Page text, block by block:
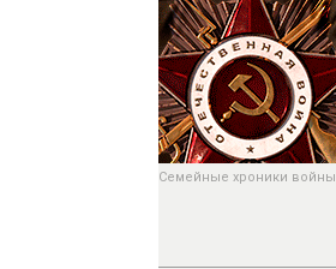
Семейные хроники войны